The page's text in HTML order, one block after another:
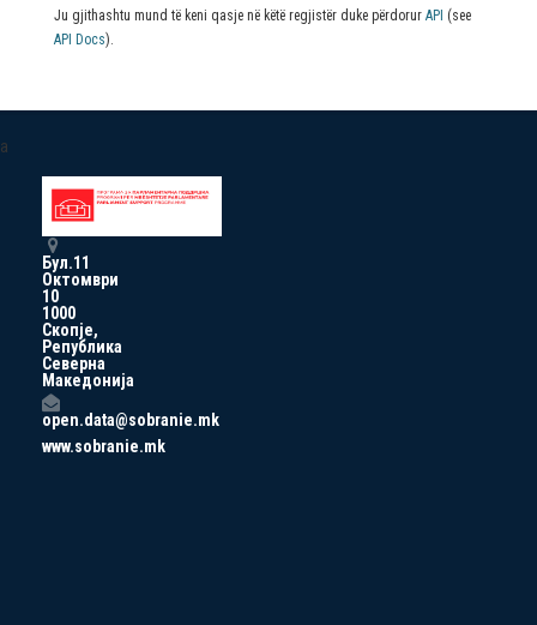
Ju gjithashtu mund të keni qasje në këtë regjistër duke përdorur API (see
API Docs).
a
Бул.11
Октомври
10
1000
Скопје,
Република
Северна
Македонија
open.data@sobranie.mk
www.sobranie.mk